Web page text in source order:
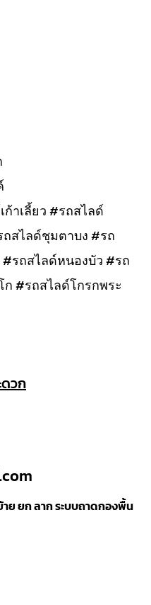
าเลี้ยว #รถสไลด์
ถสไลด์ชุมตาบง #รถ
#รถสไลด์หนองบัว #รถ
#รถสไลด์โกรกพระ
วก
าย ยก ลาก ระบบถาดกองพื้น